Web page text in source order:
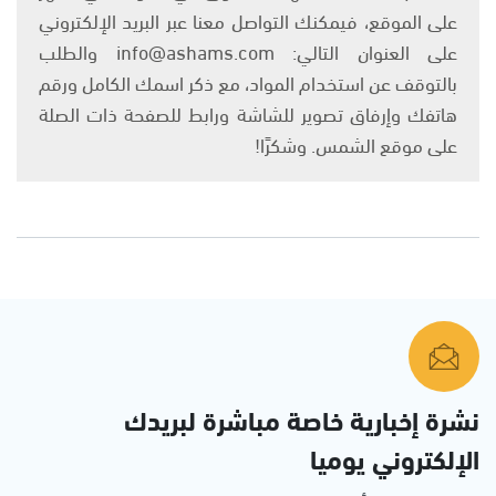
على الموقع، فيمكنك التواصل معنا عبر البريد الإلكتروني
على العنوان التالي: info@ashams.com والطلب
بالتوقف عن استخدام المواد، مع ذكر اسمك الكامل ورقم
هاتفك وإرفاق تصوير للشاشة ورابط للصفحة ذات الصلة
على موقع الشمس. وشكرًا!
نشرة إخبارية خاصة مباشرة لبريدك
الإلكتروني يوميا